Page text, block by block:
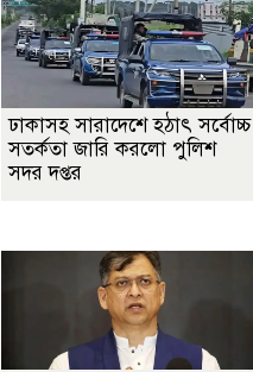
ঢাকাসহ সারাদেশে হঠাৎ সর্বোচ্চ
সতর্কতা জা‌রি করলো পুলিশ
সদর দপ্তর